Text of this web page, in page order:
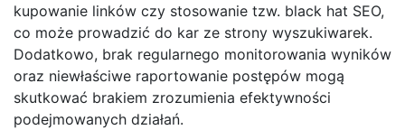
kupowanie linków czy stosowanie tzw. black hat SEO,
co może prowadzić do kar ze strony wyszukiwarek.
Dodatkowo, brak regularnego monitorowania wyników
oraz niewłaściwe raportowanie postępów mogą
skutkować brakiem zrozumienia efektywności
podejmowanych działań.